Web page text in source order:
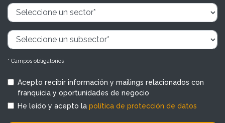
* Campos obligatorios
Acepto recibir información y mailings relacionados con
franquicia y oportunidades de negocio
He leído y acepto la política de protección de datos